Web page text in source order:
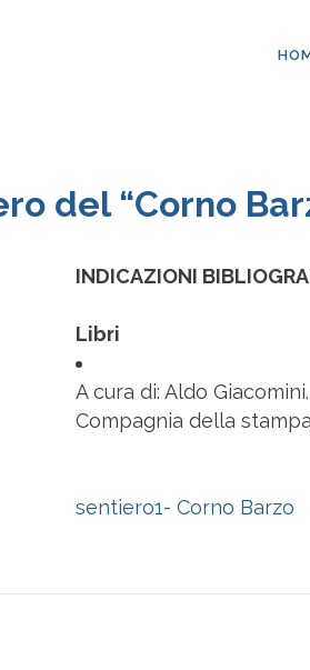
del “Corno
INDICAZIONI
Libri
A cura di: Aldo Giacomini.
Compagnia della
sentiero1- Corno Barzo